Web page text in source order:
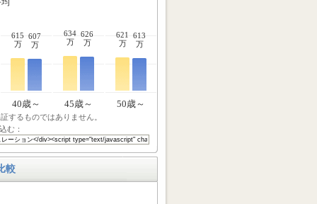
615
万
607
万
634
万
626
万
621
万
613
万
40歳～ 45歳～ 50歳～
するものではありません。
む：
較